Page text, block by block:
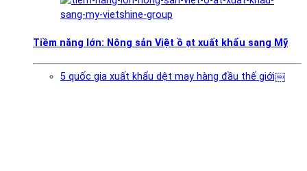
Tiềm năng lớn: Nông sản Việt ồ ạt xuất khẩu sang Mỹ
5 quốc gia xuất khẩu dệt may hàng đầu thế giới￼